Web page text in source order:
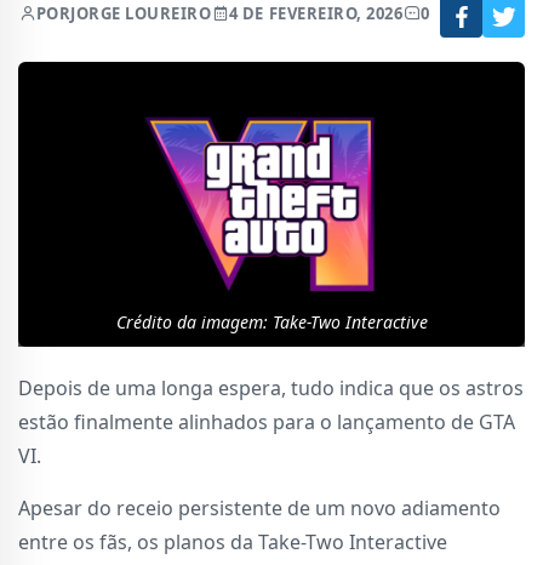
PORJORGE LOUREIRO 4 DE FEVEREIRO, 2026 0
Crédito da imagem: Take-Two Interactive
Depois de uma longa espera, tudo indica que os astros
estão finalmente alinhados para o lançamento de GTA
VI.
Apesar do receio persistente de um novo adiamento
entre os fãs, os planos da Take-Two Interactive